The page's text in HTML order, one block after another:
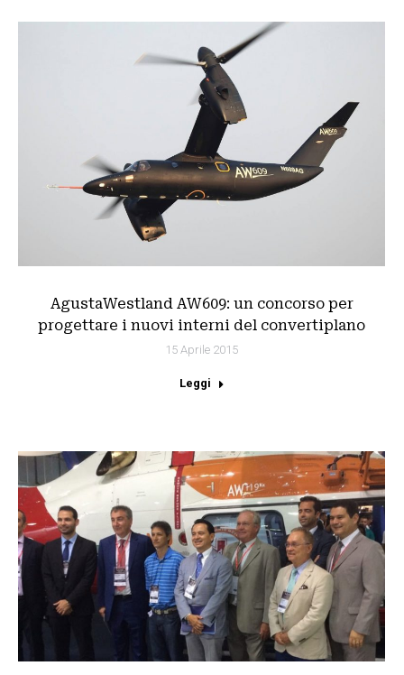
AgustaWestland AW609: un concorso per
progettare i nuovi interni del convertiplano
15 Aprile 2015
Leggi